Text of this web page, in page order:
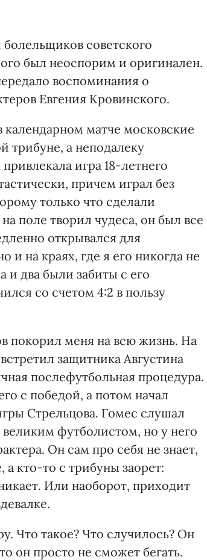
советского
был неоспорим и оригинален.
воспоминания о
Евгения Кровинского.
матче московские
трибуне, а неподалеку
игра 18-летнего
причем играл без
только что сделали
поле творил чудеса, он был все
открывался для
и на краях, где я его никогда не
и два были забиты с его
со счетом 4:2 в пользу
покорил меня на всю жизнь. На
защитника Августина
послефутбольная процедура.
с победой, а потом начал
Стрельцова. Гомес слушал
великим футболистом, но у него
Он сам про себя не знает,
а кто-то с трибуны заорет:
Или наоборот, приходит
Что такое? Что случилось? Он
он просто не сможет бегать.